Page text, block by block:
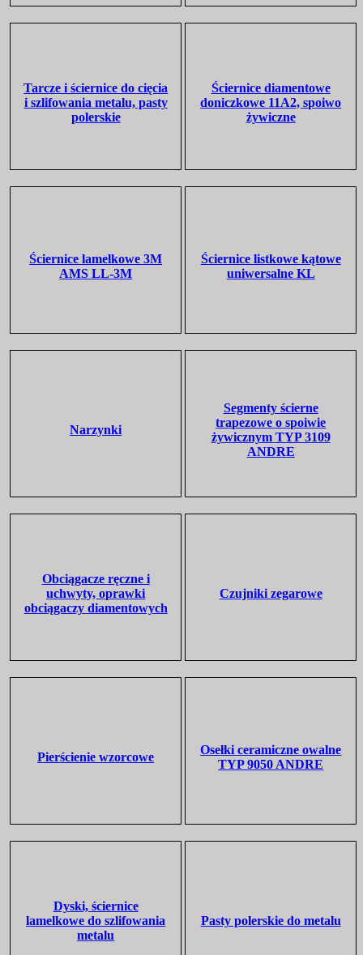
Tarcze i ściernice do cięcia
i szlifowania metalu, pasty
polerskie
Ściernice diamentowe
doniczkowe 11A2, spoiwo
żywiczne
Ściernice lamelkowe 3M
AMS LL-3M
Ściernice listkowe kątowe
uniwersalne KL
Narzynki
Segmenty ścierne
trapezowe o spoiwie
żywicznym TYP 3109
ANDRE
Obciągacze ręczne i
uchwyty, oprawki
obciągaczy diamentowych
Czujniki zegarowe
Pierścienie wzorcowe
Osełki ceramiczne owalne
TYP 9050 ANDRE
Dyski, ściernice
lamelkowe do szlifowania
metalu
Pasty polerskie do metalu